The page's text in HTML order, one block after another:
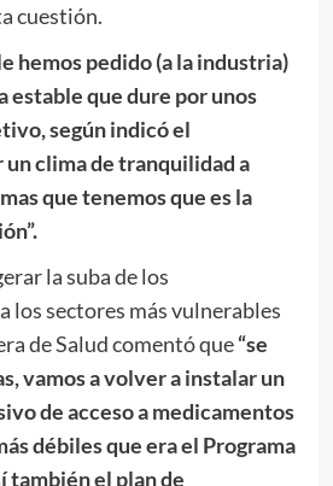
cuestión.
hemos pedido (a la industria)
estable que dure por unos
según indicó el
clima de tranquilidad a
que tenemos que es la
la suba de los
los sectores más vulnerables
de Salud comentó que“se
vamos a volver a instalar un
de acceso a medicamentos
débiles que era el Programa
también el plan de